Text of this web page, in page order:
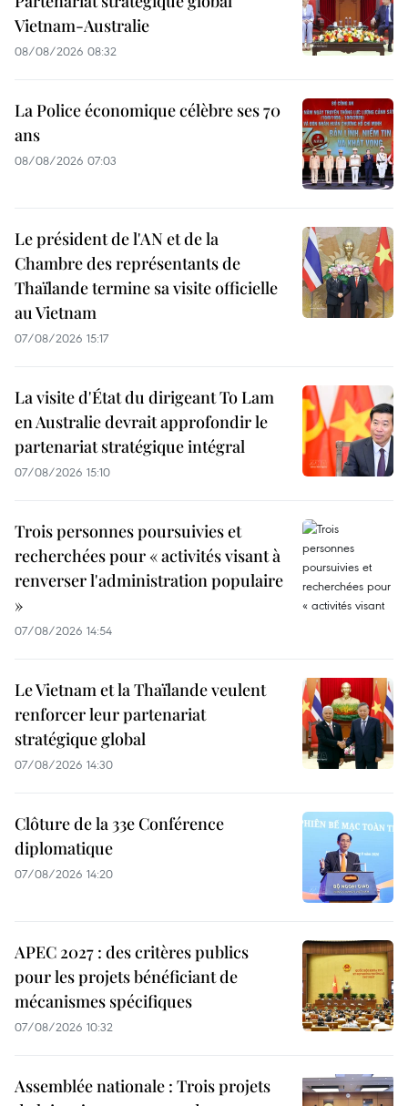
Vietnam-Australie
08/08/2026 08:32
La Police économique célèbre ses 70
ans
08/08/2026 07:03
Le président de l'AN et de la
Chambre des représentants de
Thaïlande termine sa visite officielle
au Vietnam
07/08/2026 15:17
La visite d'État du dirigeant To Lam
en Australie devrait approfondir le
partenariat stratégique intégral
07/08/2026 15:10
Trois personnes poursuivies et
recherchées pour « activités visant à
renverser l'administration populaire
»
07/08/2026 14:54
Le Vietnam et la Thaïlande veulent
renforcer leur partenariat
stratégique global
07/08/2026 14:30
Clôture de la 33e Conférence
diplomatique
07/08/2026 14:20
APEC 2027 : des critères publics
pour les projets bénéficiant de
mécanismes spécifiques
07/08/2026 10:32
Assemblée nationale : Trois projets